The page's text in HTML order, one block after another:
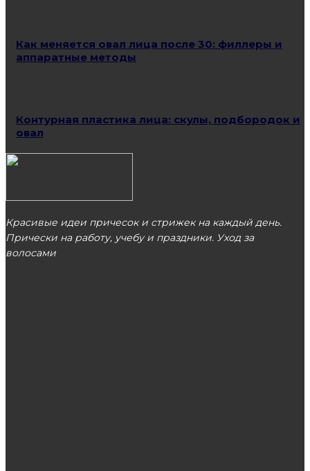
Как меняется овал лица после 30: филлеры и
аппаратные методы
Контурная пластика лица: скулы, подбородок и
овал
Красивые идеи причесок и стрижек на каждый день.
Прически на работу, учебу и праздники. Уход за
волосами